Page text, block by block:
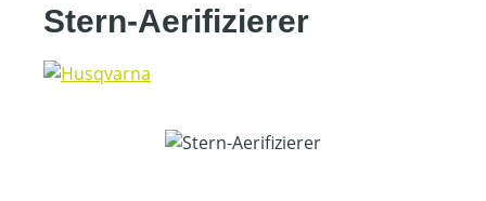
Stern-Aerifizierer
Bildergalerie überspringen